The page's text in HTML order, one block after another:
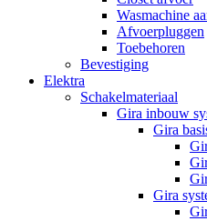
Wasmachine
Afvoerpluggen
Toebehoren
Bevestiging
Elektra
Schakelmateriaal
Gira inbouw
Gira
Gira